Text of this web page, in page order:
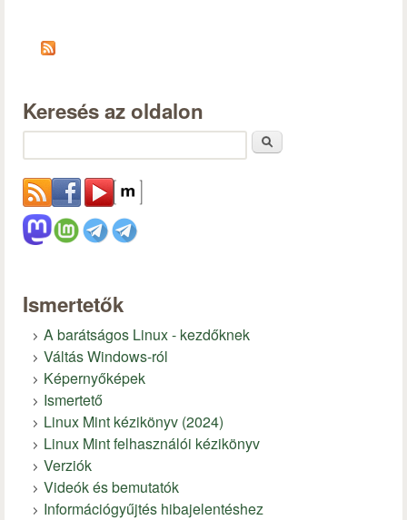
Keresés az oldalon
Ismertetők
A barátságos Linux - kezdőknek
Váltás Windows-ról
Képernyőképek
Ismertető
Linux Mint kézikönyv (2024)
Linux Mint felhasználói kézikönyv
Verziók
Videók és bemutatók
Információgyűjtés hibajelentéshez